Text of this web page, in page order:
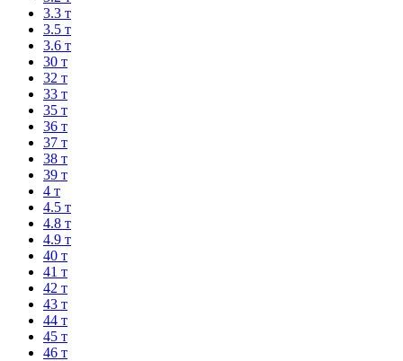
3.3 т
3.5 т
3.6 т
30 т
32 т
33 т
35 т
36 т
37 т
38 т
39 т
4 т
4.5 т
4.8 т
4.9 т
40 т
41 т
42 т
43 т
44 т
45 т
46 т